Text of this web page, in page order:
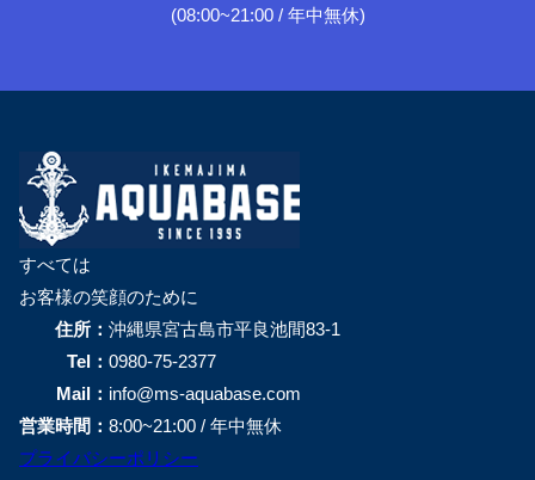
(08:00~21:00 / 年中無休)
すべては
お客様の笑顔のために
住所： 沖縄県宮古島市平良池間83-1
Tel： 0980-75-2377
Mail： info@ms-aquabase.com
営業時間： 8:00~21:00 / 年中無休
プライバシーポリシー